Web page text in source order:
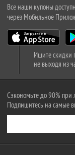
Все наши купоны
через Мобильное
Ищите скидки
не выходя из
Сэкономьте до 90% при
Подпишитесь на самые